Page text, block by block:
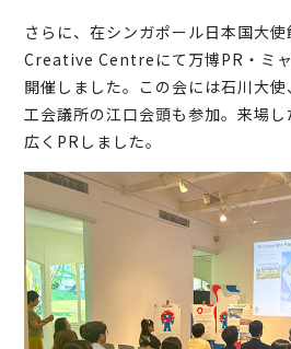
さらに、在シンガポール日本国大
Creative Centreにて万博PR・ミ
開催しました。この会には石川大
工会議所の江口会頭も参加。来場
広くPRしました。